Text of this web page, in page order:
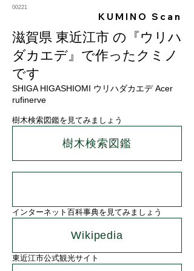
00221
KUMINO Scan
滋賀県 東近江市 の『ウリハ
ダカエデ』で作ったクミノ
です
SHIGA HIGASHIOMI ウリハダカエデ Acer
rufinerve
樹木検索図鑑を見てみましょう
樹木検索図鑑
インターネット百科事典を見てみましょう
Wikipedia
東近江市公式観光サイト